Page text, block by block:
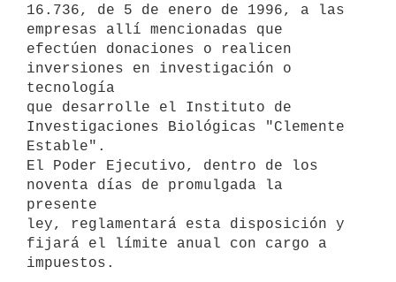
16.736, de 5 de enero de 1996, a las
empresas allí mencionadas que
efectúen donaciones o realicen
inversiones en investigación o
tecnología
que desarrolle el Instituto de
Investigaciones Biológicas "Clemente
Estable".
El Poder Ejecutivo, dentro de los
noventa días de promulgada la
presente
ley, reglamentará esta disposición y
fijará el límite anual con cargo a